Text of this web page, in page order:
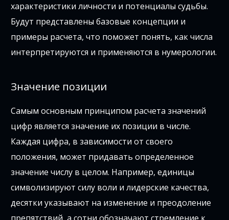
характеристики личности и потенциалы судьбы.
Будут представлены базовые концепции и
примеры расчета, что поможет понять, как числа
интерпретируются и применяются в нумерологии.
Значение позиции
Самым основным принципом расчета значений
цифр является значение их позиции в числе.
Каждая цифра, в зависимости от своего
положения, может придавать определенное
значение числу в целом. Например, единицы
символизируют силу воли и лидерские качества,
десятки указывают на изменение и преодоление